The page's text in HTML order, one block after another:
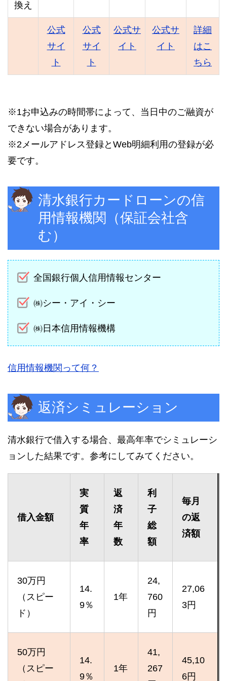
換え
公式
サイ
ト
公式
サイ
ト
公式サ
イト
公式サ
イト
詳細
はこ
ちら
※1お申込みの時間帯によって、当日中のご融資が
できない場合があります。
※2メールアドレス登録とWeb明細利用の登録が必
要です。
清水銀行カードローンの信
用情報機関（保証会社含
む）
全国銀行個人信用情報センター
㈱シー・アイ・シー
㈱日本信用情報機構
信用情報機関って何？
返済シミュレーション
清水銀行で借入する場合、最高年率でシミュレーシ
ョンした結果です。参考にしてみてください。
借入金額
実
質
年
率
返
済
年
数
利
子
総
額
毎月
の返
済額
30万円
（スピー
ド）
14.
9％
1年
24,
760
円
27,06
3円
50万円
（スピー
14.
9％
1年
41,
267
45,10
6円